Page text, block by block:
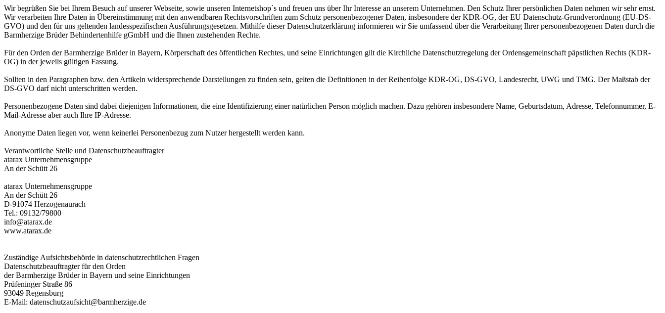
Wir begrüßen Sie bei Ihrem Besuch auf unserer Webseite, sowie unseren Internetshop`s und freuen uns über Ihr Interesse an unserem Unternehmen. Den Schutz Ihrer persönlichen Daten nehmen wir sehr ernst.
Wir verarbeiten Ihre Daten in Übereinstimmung mit den anwendbaren Rechtsvorschriften zum Schutz personenbezogener Daten, insbesondere der KDR-OG, der EU Datenschutz-Grundverordnung (EU-DS-
GVO) und den für uns geltenden landesspezifischen Ausführungsgesetzen. Mithilfe dieser Datenschutzerklärung informieren wir Sie umfassend über die Verarbeitung Ihrer personenbezogenen Daten durch die
Barmherzige Brüder Behindertenhilfe gGmbH und die Ihnen zustehenden Rechte.
Für den Orden der Barmherzige Brüder in Bayern, Körperschaft des öffentlichen Rechtes, und seine Einrichtungen gilt die Kirchliche Datenschutzregelung der Ordensgemeinschaft päpstlichen Rechts (KDR-
OG) in der jeweils gültigen Fassung.
Sollten in den Paragraphen bzw. den Artikeln widersprechende Darstellungen zu finden sein, gelten die Definitionen in der Reihenfolge KDR-OG, DS-GVO, Landesrecht, UWG und TMG. Der Maßstab der
DS-GVO darf nicht unterschritten werden.
Personenbezogene Daten sind dabei diejenigen Informationen, die eine Identifizierung einer natürlichen Person möglich machen. Dazu gehören insbesondere Name, Geburtsdatum, Adresse, Telefonnummer, E-
Mail-Adresse aber auch Ihre IP-Adresse.
Anonyme Daten liegen vor, wenn keinerlei Personenbezug zum Nutzer hergestellt werden kann.
Verantwortliche Stelle und Datenschutzbeauftragter
atarax Unternehmensgruppe
An der Schütt 26
atarax Unternehmensgruppe
An der Schütt 26
D-91074 Herzogenaurach
Tel.: 09132/79800
info@atarax.de
www.atarax.de
Zuständige Aufsichtsbehörde in datenschutzrechtlichen Fragen
Datenschutzbeauftragter für den Orden
der Barmherzige Brüder in Bayern und seine Einrichtungen
Prüfeninger Straße 86
93049 Regensburg
E-Mail: datenschutzaufsicht@barmherzige.de